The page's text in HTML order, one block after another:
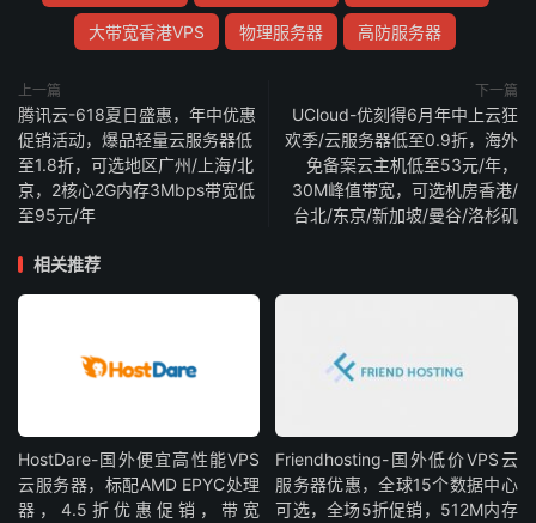
大带宽香港VPS 物理服务器 高防服务器
上一篇
腾讯云-618夏日盛惠，年中优惠
促销活动，爆品轻量云服务器低
至1.8折，可选地区广州/上海/北
京，2核心2G内存3Mbps带宽低
至95元/年
下一篇
UCloud-优刻得6月年中上云狂
欢季/云服务器低至0.9折，海外
免备案云主机低至53元/年，
30M峰值带宽，可选机房香港/
台北/东京/新加坡/曼谷/洛杉矶
相关推荐
HostDare-国外便宜高性能VPS
云服务器，标配AMD EPYC处理
器，4.5折优惠促销，带宽
Friendhosting-国外低价VPS云
服务器优惠，全球15个数据中心
可选，全场5折促销，512M内存